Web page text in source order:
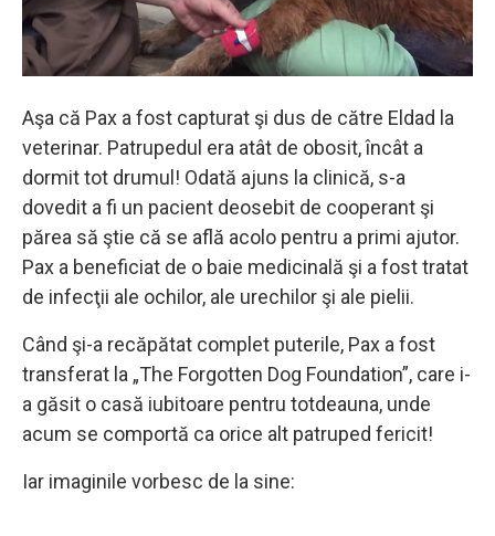
Aşa că Pax a fost capturat şi dus de către Eldad la
veterinar. Patrupedul era atât de obosit, încât a
dormit tot drumul! Odată ajuns la clinică, s-a
dovedit a fi un pacient deosebit de cooperant şi
părea să ştie că se află acolo pentru a primi ajutor.
Pax a beneficiat de o baie medicinală şi a fost tratat
de infecţii ale ochilor, ale urechilor şi ale pielii.
Când şi-a recăpătat complet puterile, Pax a fost
transferat la „The Forgotten Dog Foundation”, care i-
a găsit o casă iubitoare pentru totdeauna, unde
acum se comportă ca orice alt patruped fericit!
Iar imaginile vorbesc de la sine: